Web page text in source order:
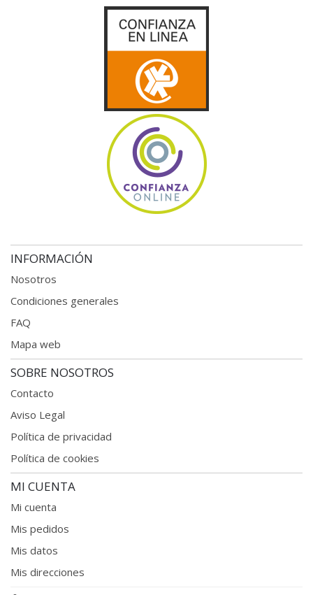
INFORMACIÓN
Nosotros
Condiciones generales
FAQ
Mapa web
SOBRE NOSOTROS
Contacto
Aviso Legal
Política de privacidad
Política de cookies
MI CUENTA
Mi cuenta
Mis pedidos
Mis datos
Mis direcciones